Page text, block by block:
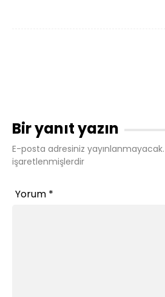
Bir yanıt yazın
E-posta adresiniz yayınlanmayacak.
işaretlenmişlerdir
Yorum *